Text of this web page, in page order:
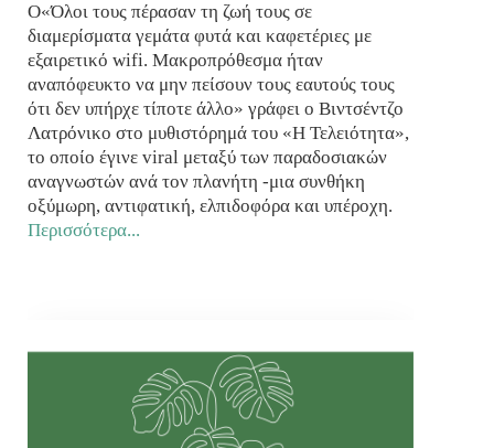
Ο«Όλοι τους πέρασαν τη ζωή τους σε
διαμερίσματα γεμάτα φυτά και καφετέριες με
εξαιρετικό wifi. Μακροπρόθεσμα ήταν
αναπόφευκτο να μην πείσουν τους εαυτούς τους
ότι δεν υπήρχε τίποτε άλλο» γράφει ο Βιντσέντζο
Λατρόνικο στο μυθιστόρημά του «Η Τελειότητα»,
το οποίο έγινε viral μεταξύ των παραδοσιακών
αναγνωστών ανά τον πλανήτη -μια συνθήκη
οξύμωρη, αντιφατική, ελπιδοφόρα και υπέροχη.
Περισσότερα...